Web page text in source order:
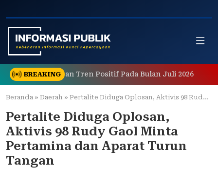
to
content
BREAKING
Menunjukkan Tren Positif Pada Bulan Juli 2026
Beranda » Daerah » Pertalite Diduga Oplosan, Aktivis 98 Rudy Gaol Minta Pertamina dan Aparat Turun Tangan
Pertalite Diduga Oplosan,
Aktivis 98 Rudy Gaol Minta
Pertamina dan Aparat Turun
Tangan